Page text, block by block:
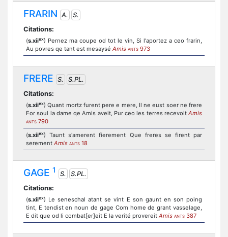
FRARIN A.
S.
Citations:
(s.xiiex) Pernez ma coupe od tot le vin, Si l'aportez a ceo frarin,
Au povres qe tant est mesaysé Amis ANTS 973
FRERE S.
S.PL.
Citations:
(s.xiiex) Quant mortz furent pere e mere, Il ne eust soer ne frere
For soul la dame qe Amis aveit, Pur ceo les terres recevoit Amis
ANTS 790
(s.xiiex) Taunt s'amerent fierement Que freres se firent par
serement Amis ANTS 18
GAGE 1 S.
S.PL.
Citations:
(s.xiiex) Le seneschal atant se vint E son gaunt en son poing
tint, E tendist en noun de gage Com home de grant vasselage,
E dit que od li combat[er]eit E la verité provereit Amis ANTS 387